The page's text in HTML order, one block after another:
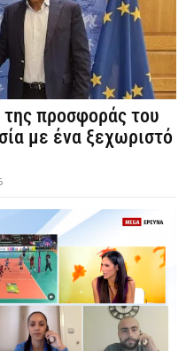
προσφοράς του
με ένα ξεχωριστό